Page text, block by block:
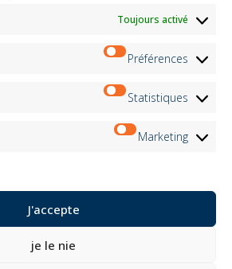
Toujours activé
Préférences
Statistiques
Marketing
J'accepte
je le nie